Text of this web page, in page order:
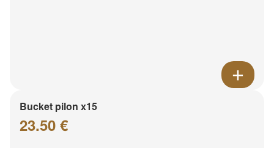
Bucket pilon x15
23.50 €